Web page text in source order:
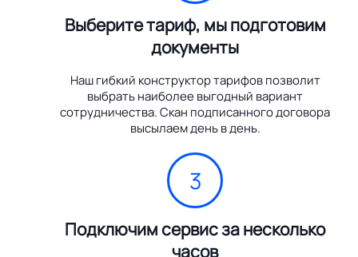
Выберите тариф, мы подготовим
документы
Наш гибкий конструктор тарифов позволит
выбрать наиболее выгодный вариант
сотрудничества. Скан подписанного договора
высылаем день в день.
3
Подключим сервис за несколько
часов